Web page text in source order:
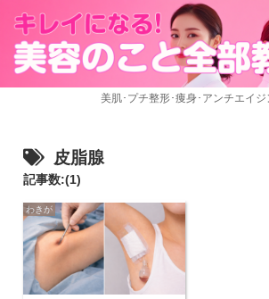
美肌･プチ整形･痩身･アンチエイ
皮脂腺
記事数:(1)
わきが